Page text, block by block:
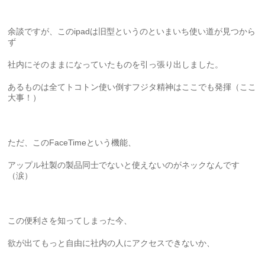
余談ですが、このipadは旧型というのといまいち使い道が見つから
ず
社内にそのままになっていたものを引っ張り出しました。
あるものは全てトコトン使い倒すフジタ精神はここでも発揮（ここ
大事！）
ただ、このFaceTimeという機能、
アップル社製の製品同士でないと使えないのがネックなんです
（涙）
この便利さを知ってしまった今、
欲が出てもっと自由に社内の人にアクセスできないか、